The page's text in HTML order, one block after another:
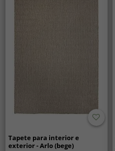
Tapete para interior e
exterior - Arlo (bege)